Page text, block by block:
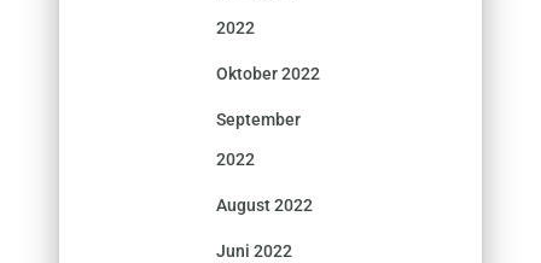
2022
Oktober 2022
September
2022
August 2022
Juni 2022